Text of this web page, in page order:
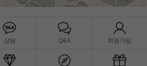
상담 Q&A 회원가입